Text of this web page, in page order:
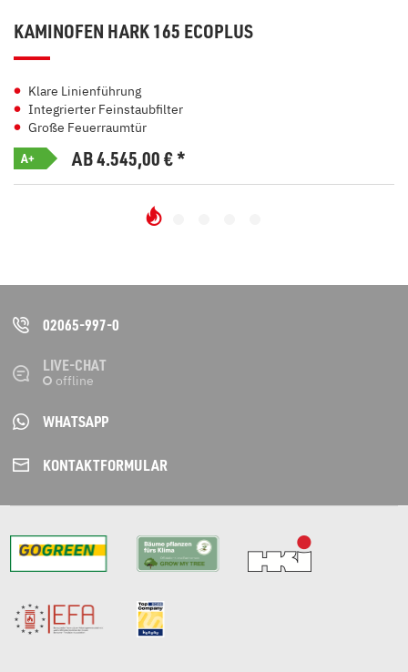
KAMINOFEN HARK 165 ECOPLUS
Klare Linienführung
Integrierter Feinstaubfilter
Große Feuerraumtür
A+ AB 4.545,00€*
02065-997-0
LIVE-CHAT
WHATSAPP
KONTAKT­FORMULAR